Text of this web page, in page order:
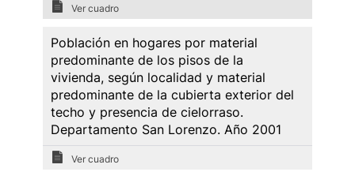
Ver cuadro
Población en hogares por material
predominante de los pisos de la
vivienda, según localidad y material
predominante de la cubierta exterior del
techo y presencia de cielorraso.
Departamento San Lorenzo. Año 2001
Ver cuadro